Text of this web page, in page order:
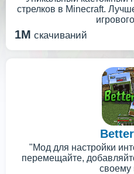
стрелков в Minecraft.
1M скачиваний
"Мод для настройки
перемещайте,
своему